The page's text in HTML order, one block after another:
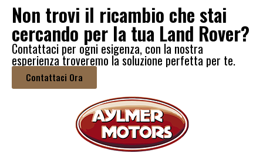
Non trovi il ricambio che stai
cercando per la tua Land Rover?
Contattaci per ogni esigenza, con la nostra
esperienza troveremo la soluzione perfetta per te.
Contattaci Ora